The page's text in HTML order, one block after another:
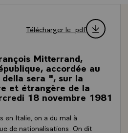
Télécharger le .pdf
Mitterrand,
accordée au
sera ", sur la
et étrangère de la
18 novembre 1981
en Italie, on a du mal à
de nationalisations. On dit